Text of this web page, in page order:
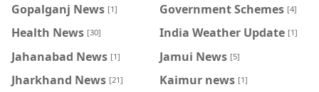
Gopalganj News [1] Government Schemes [4]
Health News [30] India Weather Update [1]
Jahanabad News [1] Jamui News [5]
Jharkhand News [21] Kaimur news [1]